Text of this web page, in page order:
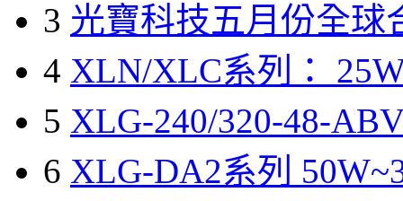
3 光寶科技五月份全球
4 XLN/XLC系列：
5 XLG-240/320-48-
6 XLG-DA2系列